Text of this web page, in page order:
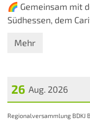
🌈 Gemeinsam mit
Südhessen, dem
Mehr
26 Aug. 2026
Datum: 26. August
Regionalversammlung BDKJ